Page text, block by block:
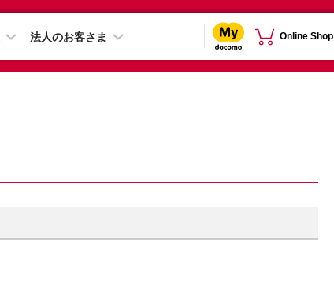
法人のお客さま Online Shop